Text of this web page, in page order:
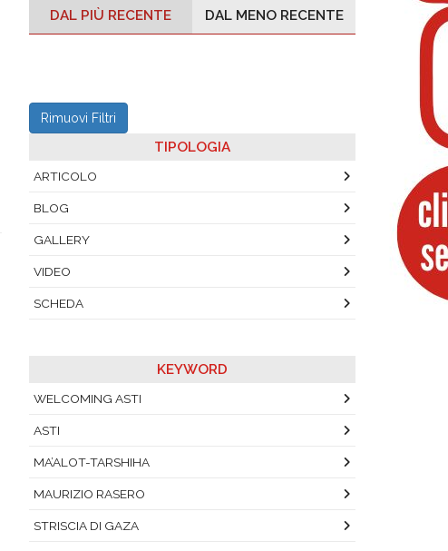
DAL PIÙ RECENTE DAL MENO RECENTE
Rimuovi Filtri
TIPOLOGIA
ARTICOLO
BLOG
GALLERY
VIDEO
SCHEDA
KEYWORD
WELCOMING ASTI
ASTI
MA’ALOT-TARSHIHA
MAURIZIO RASERO
STRISCIA DI GAZA